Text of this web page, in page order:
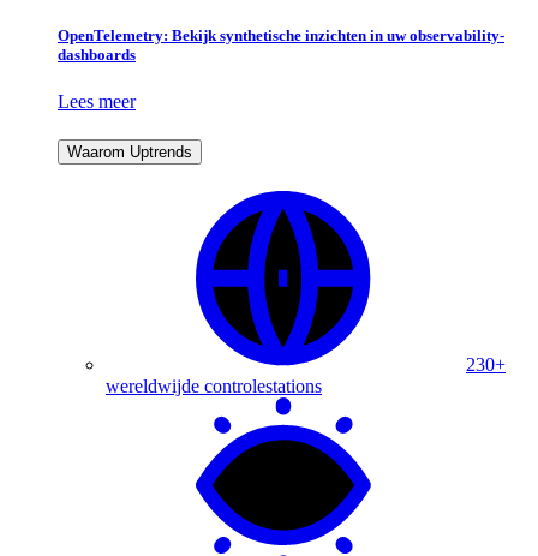
OpenTelemetry: Bekijk synthetische inzichten in uw observability-
dashboards
Lees meer
Waarom Uptrends
230+
wereldwijde controlestations